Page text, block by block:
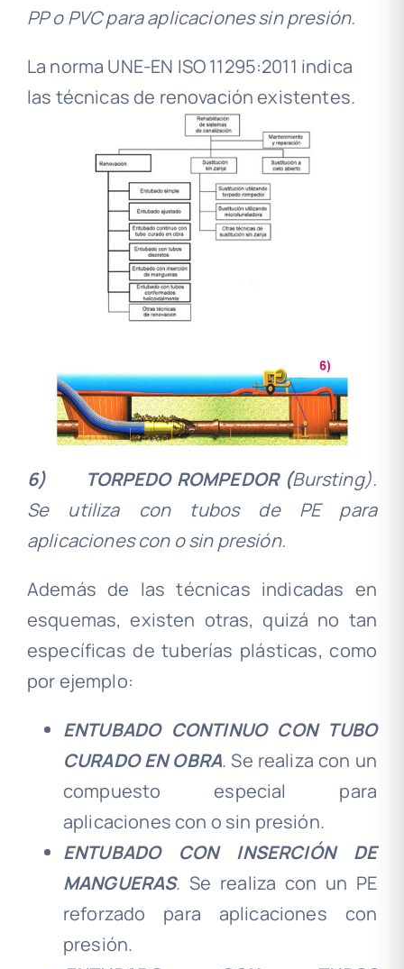
PP o PVC para aplicaciones sin presión.
La norma UNE-EN ISO 11295:2011 indica
las técnicas de renovación existentes.
6) TORPEDO ROMPEDOR (Bursting).
Se utiliza con tubos de PE para
aplicaciones con o sin presión.
Además de las técnicas indicadas en
esquemas, existen otras, quizá no tan
específicas de tuberías plásticas, como
por ejemplo:
ENTUBADO CONTINUO CON TUBO
CURADO EN OBRA. Se realiza con un
compuesto especial para
aplicaciones con o sin presión.
ENTUBADO CON INSERCIÓN DE
MANGUERAS. Se realiza con un PE
reforzado para aplicaciones con
presión.